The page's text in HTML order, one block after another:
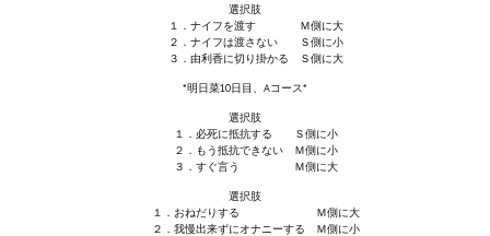
Neverwinter Nights 1
Star Wars Jedi Knight: Dark Force II
選択肢
１．ナイフを渡す Ｍ側に大
２．ナイフは渡さない Ｓ側に小
３．由利香に切り掛かる Ｓ側に大
*明日菜10日目、Aコース*
選択肢
１．必死に抵抗する Ｓ側に小
２．もう抵抗できない Ｍ側に小
３．すぐ言う Ｍ側に大
選択肢
１．おねだりする Ｍ側に大
２．我慢出来ずにオナニーする Ｍ側に小